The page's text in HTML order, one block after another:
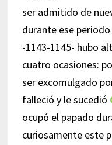
ser admitido de
durante ese
-1143-1145- hubo
cuatro ocasiones:
ser excomulgado
falleció y le sucedió
ocupó el papado
curiosamente este